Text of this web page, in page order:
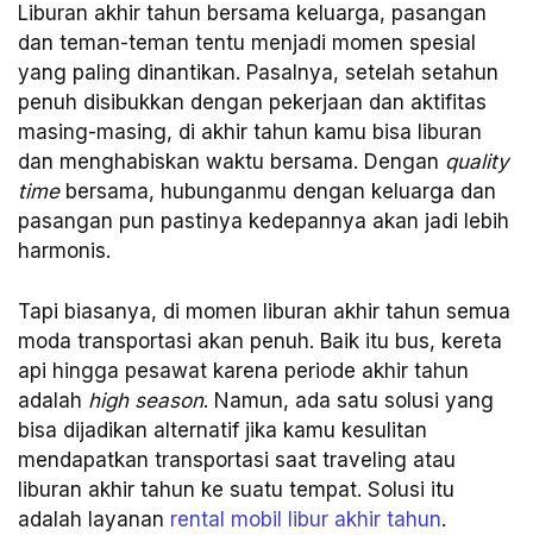
Liburan akhir tahun bersama keluarga, pasangan
dan teman-teman tentu menjadi momen spesial
yang paling dinantikan. Pasalnya, setelah setahun
penuh disibukkan dengan pekerjaan dan aktifitas
masing-masing, di akhir tahun kamu bisa liburan
dan menghabiskan waktu bersama. Dengan quality
timebersama, hubunganmu dengan keluarga dan
pasangan pun pastinya kedepannya akan jadi lebih
harmonis.
Tapi biasanya, di momen liburan akhir tahun semua
moda transportasi akan penuh. Baik itu bus, kereta
api hingga pesawat karena periode akhir tahun
adalah high season. Namun, ada satu solusi yang
bisa dijadikan alternatif jika kamu kesulitan
mendapatkan transportasi saat traveling atau
liburan akhir tahun ke suatu tempat. Solusi itu
adalah layanan rental mobil libur akhir tahun.